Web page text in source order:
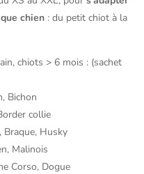
chien : du petit chiot à la
chiots > 6 mois : (sachet
Bichon
collie
Braque, Husky
Malinois
Corso, Dogue